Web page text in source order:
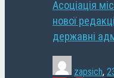
Асоціація
нової
державні
zapsich,